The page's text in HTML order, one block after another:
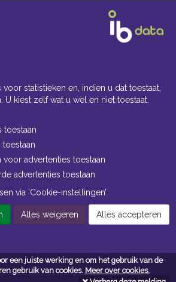
een juiste werking en om het gebruik van de
gebruik van cookies. Meer over cookies.
Kantoor
uur
Magazijn
uur
statistieken en, indien u dat toestaat,
U kiest zelf wat u wel en niet toestaat.
toestaan
voor advertenties toestaan
advertenties toestaan
via ‘Cookie-instellingen’.
Alles weigeren Alles accepteren